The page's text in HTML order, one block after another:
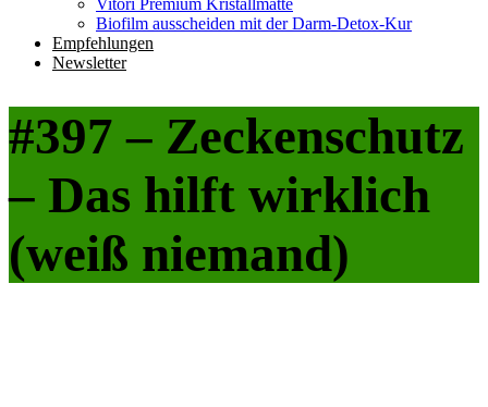
Vitori Premium Kristallmatte
Biofilm ausscheiden mit der Darm-Detox-Kur
Empfehlungen
Newsletter
#397 – Zeckenschutz
– Das hilft wirklich
(weiß niemand)